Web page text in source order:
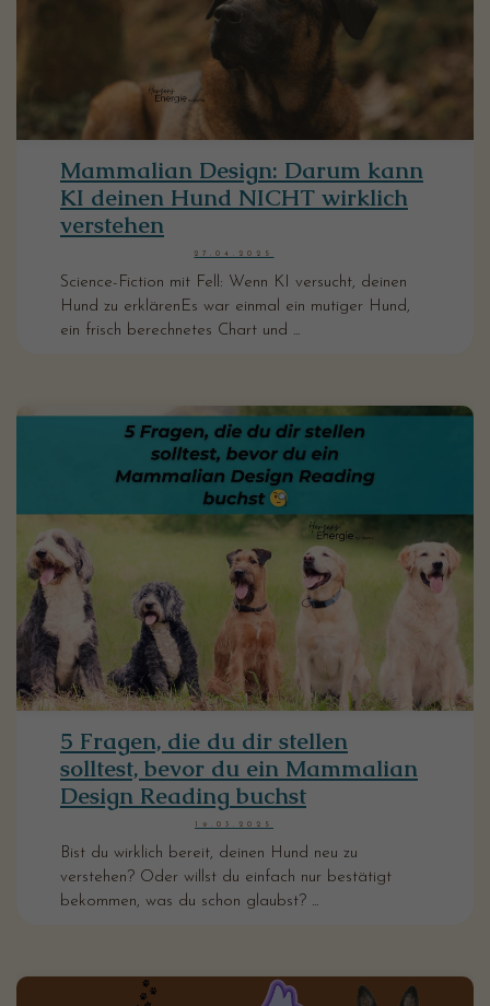
Mammalian Design: Darum kann
KI deinen Hund NICHT wirklich
verstehen
27.04.2025
Science-Fiction mit Fell: Wenn KI versucht, deinen
Hund zu erklärenEs war einmal ein mutiger Hund,
ein frisch berechnetes Chart und ...
5 Fragen, die du dir stellen
solltest, bevor du ein Mammalian
Design Reading buchst
19.03.2025
Bist du wirklich bereit, deinen Hund neu zu
verstehen? Oder willst du einfach nur bestätigt
bekommen, was du schon glaubst? ...